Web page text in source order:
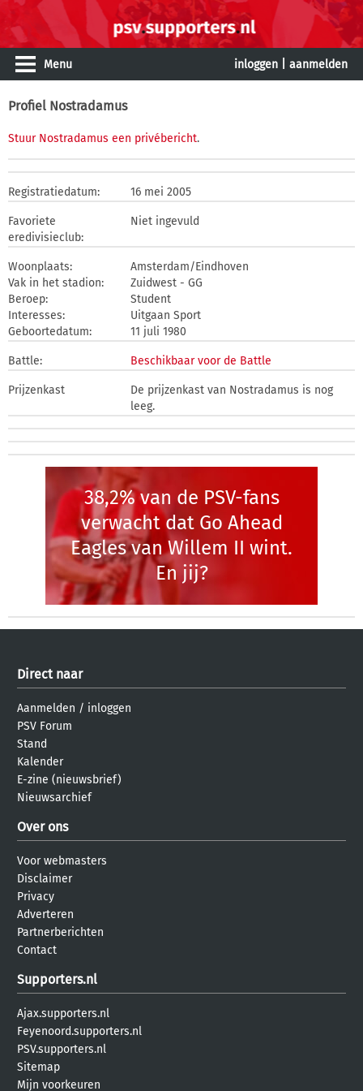
Menu inloggen aanmelden
Profiel Nostradamus
Stuur Nostradamus een privébericht.
Registratiedatum: 16 mei 2005
Favoriete
eredivisieclub:
Niet ingevuld
Woonplaats:
Amsterdam/Eindhoven
Vak in het stadion:
Zuidwest - GG
Beroep:
Student
Interesses:
Uitgaan Sport
Geboortedatum:
11 juli 1980
Battle: Beschikbaar voor de Battle
Prijzenkast
De prijzenkast van Nostradamus is nog
leeg.
38,2% van de PSV-fans
verwacht dat Go Ahead
Eagles van Willem II wint.
En jij?
Direct naar
Aanmelden / inloggen
PSV Forum
Stand
Kalender
E-zine (nieuwsbrief)
Nieuwsarchief
Over ons
Voor webmasters
Disclaimer
Privacy
Adverteren
Partnerberichten
Contact
Supporters.nl
Ajax.supporters.nl
Feyenoord.supporters.nl
PSV.supporters.nl
Sitemap
Mijn voorkeuren